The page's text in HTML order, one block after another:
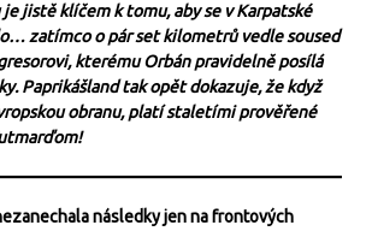
jistě klíčem k tomu, aby se v Karpatské
zatímco o pár set kilometrů vedle soused
kterému Orbán pravidelně posílá
Paprikášland tak opět dokazuje, že když
obranu, platí staletími prověřené
následky jen na frontových